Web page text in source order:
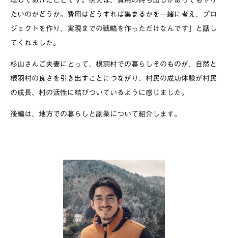
たいのかどうか。費用はどうすれば集まるかを一緒に考え、プロ
ジェクトを作り、実現までの戦略を作っただけなんです」と話し
てくれました。
杉山さんご夫妻にとって、根羽村での暮らしそのものが、自然と
根羽村の良さを引き出すことにつながり、村民の成功体験が村民
の成長、村の活性に結びついているように感じました。
後編は、地方での暮らしと副業について紹介します。